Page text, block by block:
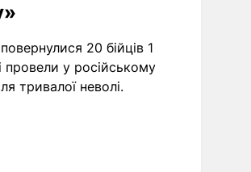
20 бійців 1
провели у російському
тривалої неволі.